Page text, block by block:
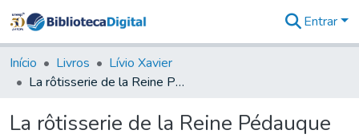
&
Coleções
Tudo na
Digital
Entrar
Início Livros
Lívio Xavier
La rôtisserie de la Reine Pédauque
La rôtisserie de la Reine Pédauque